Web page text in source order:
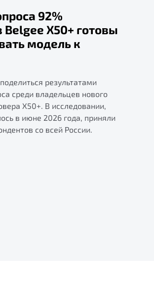
92%
X50+ готовы
модель к
результатами
среди владельцев нового
X50+. В исследовании,
в июне 2026 года, приняли
со всей России.